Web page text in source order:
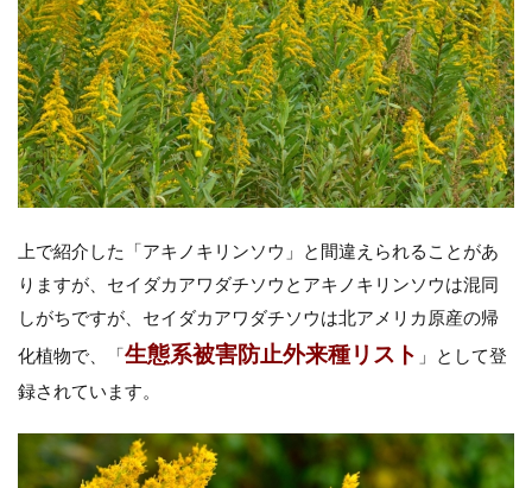
上で紹介した「アキノキリンソウ」と間違えられることがあ
りますが、セイダカアワダチソウとアキノキリンソウは混同
しがちですが、セイダカアワダチソウは北アメリカ原産の帰
化植物で、「生態系被害防止外来種リスト 」として登
録されています。